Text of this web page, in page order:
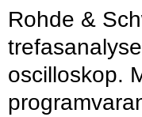
Rohde &
oscilloskop.